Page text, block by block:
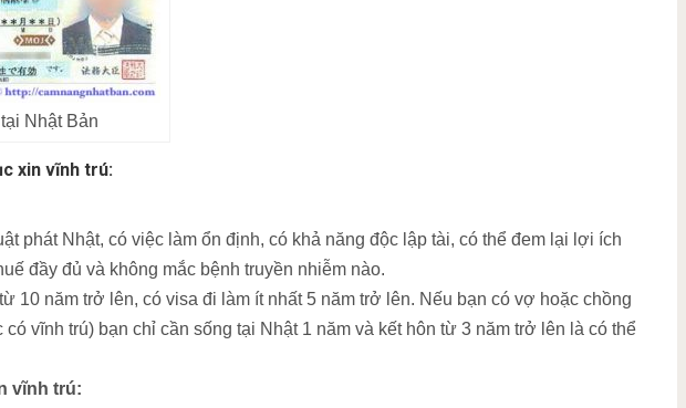
Nhật Bản
xin vĩnh trú:
phát Nhật, có việc làm ổn định, có khả năng độc lập tài, có thể đem lại lợi ích
đầy đủ và không mắc bệnh truyền nhiễm nào.
10 năm trở lên, có visa đi làm ít nhất 5 năm trở lên. Nếu bạn có vợ hoặc chồng
có vĩnh trú) bạn chỉ cần sống tại Nhật 1 năm và kết hôn từ 3 năm trở lên là có thể
vĩnh trú: